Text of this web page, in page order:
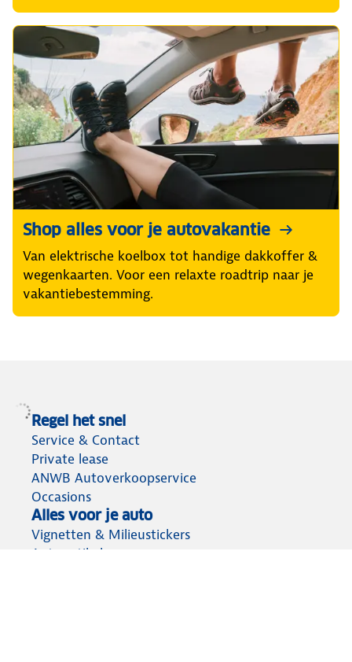
Shop alles voor je autovakantie
Van elektrische koelbox tot handige dakkoffer &
wegenkaarten. Voor een relaxte roadtrip naar je
vakantiebestemming.
Regel het snel
Service & Contact
Private lease
ANWB Autoverkoopservice
Occasions
Alles voor je auto
Vignetten & Milieustickers
Auto artikelen